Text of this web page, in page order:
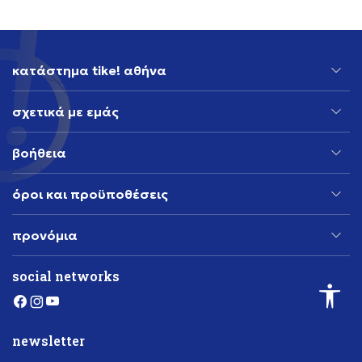
κατάστημα tike! αθήνα
σχετικά με εμάς
βοήθεια
όροι και προϋποθέσεις
προνόμια
social networks
newsletter